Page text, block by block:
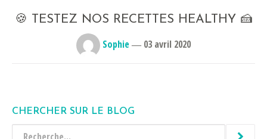
🍪 TESTEZ NOS RECETTES HEALTHY 🍰
Sophie― 03 avril 2020
CHERCHER SUR LE BLOG